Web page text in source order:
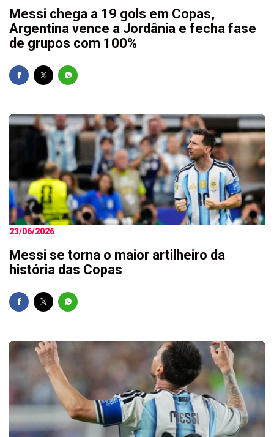
Messi chega a 19 gols em Copas,
Argentina vence a Jordânia e fecha fase
de grupos com 100%
23/06/2026
Messi se torna o maior artilheiro da
história das Copas